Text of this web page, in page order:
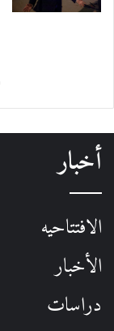
أخبار
الافتتاحيه
الأخبار
دراسات